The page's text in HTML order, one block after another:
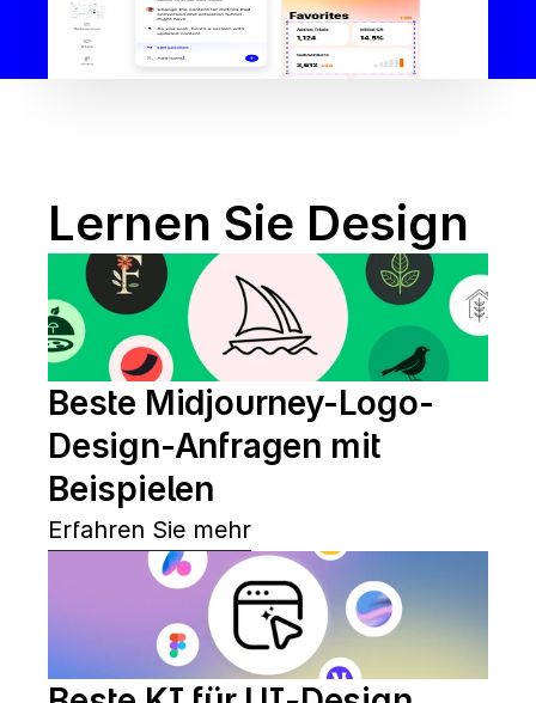
Lernen Sie Design
Beste Midjourney-Logo-
Design-Anfragen mit
Beispielen
Erfahren Sie mehr